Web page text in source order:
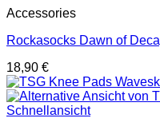
Accessories
Rockasocks Dawn of
18,90 €
Schnellansicht